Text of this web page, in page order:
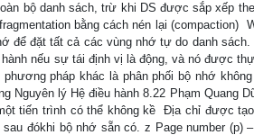
bộ danh sách, trừ khi DS được sắp xếp
bằng cách nén lại (compaction)
để đặt tất cả các vùng nhớ tự do danh
nếu sự tái định vị là động, và nó được
phương pháp khác là phân phối bộ nhớ
Nguyên lý Hệ điều hành 8.22 Phạm Quang
tiến trình có thể không kề  Địa chỉ được
sau đókhi bộ nhớ sẵn có. z Page number